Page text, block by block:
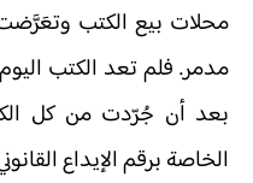
محلات بيع الكتب
مدمر. فلم تعد الكتب
بعد أن جُرّدت من كل
الخاصة برقم الإيداع